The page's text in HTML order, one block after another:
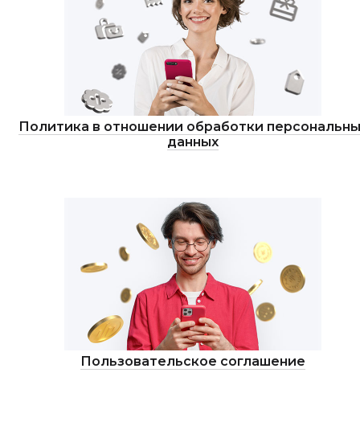
Политика в отношении обработки
данных
Пользовательское соглашение